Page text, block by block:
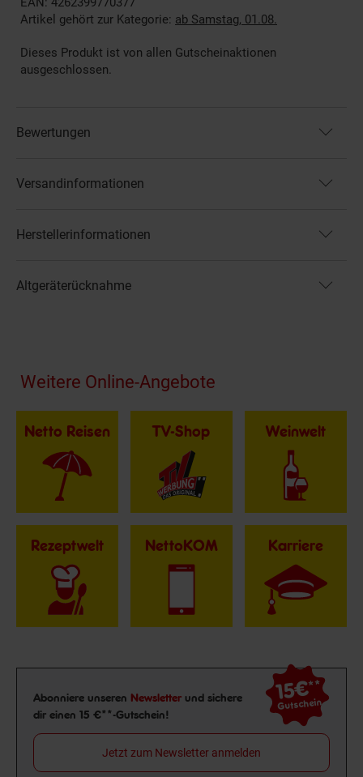
Artikel gehört zur Kategorie: ab Samstag, 01.08.
Dieses Produkt ist von allen Gutscheinaktionen
ausgeschlossen.
Bewertungen
Versandinformationen
Herstellerinformationen
Altgeräterücknahme
Fußzeile
Weitere Online-Angebote
Netto Reisen TV-Shop Weinwelt
Rezeptwelt NettoKOM Karriere
Newsletter Anmeldung
Abonniere unseren Newsletter und sichere
dir einen 15 €**-Gutschein!
15€**
Gutschein
Jetzt zum Newsletter anmelden